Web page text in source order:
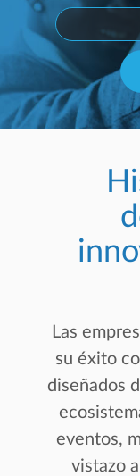
Las
su éxito
diseñados
eventos,
vistazo